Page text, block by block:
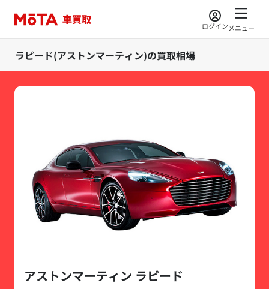
ログインメニュー
ラピード(アストンマーティン)の買取相場
アストンマーティン ラピード